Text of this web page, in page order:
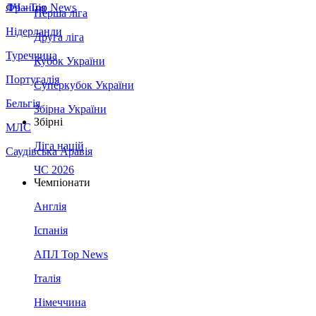
Франція
Нідерланди
Туреччина
Португалія
Бельгія
МЛС
Саудівська Аравія
ЛЧ - Top News
Перша ліга
Друга ліга
Кубок України
Суперкубок України
Збірна України
Збірні
Ліга націй
ЧС 2026
Чемпіонати
Англія
Іспанія
АПЛ Top News
Італія
Німеччина